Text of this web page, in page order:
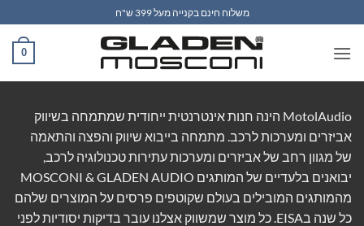
to
content
משלוח חינם בקנייה מעל 399 ש"ח
0
MotolAudio הינה חנות אינטרנטית ייחודית שמתמחה בשיווק
אביזרים ומערכות לרכב. מתמחה בייבוא שיווק והפצה והתאמה
של מגוון רחב של אביזרים ומערכות עתירות טכנולוגיה לרכב,
יבואנים בלעדיים של המותגים MOSCONI & GLADEN AUDIO
מהמותגים המובילים בעולם שקוטפים פרסים על המוצרים שלהם
כל שנה בEISA. כל מוצר שמשווק אצלנו עובר בדיקות יסודיות לפני